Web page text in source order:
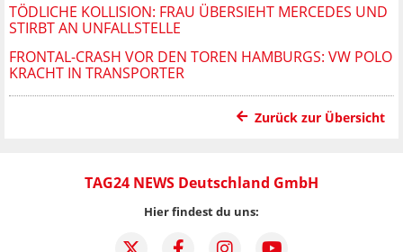
TÖDLICHE KOLLISION: FRAU ÜBERSIEHT MERCEDES UND
STIRBT AN UNFALLSTELLE
FRONTAL-CRASH VOR DEN TOREN HAMBURGS: VW POLO
KRACHT IN TRANSPORTER
Zurück zur Übersicht
TAG24 NEWS Deutschland GmbH
Hier findest du uns: